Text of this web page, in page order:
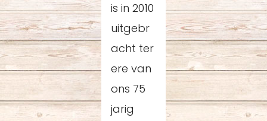
is in 2010
uitgebr
acht ter
ere van
ons 75
jarig